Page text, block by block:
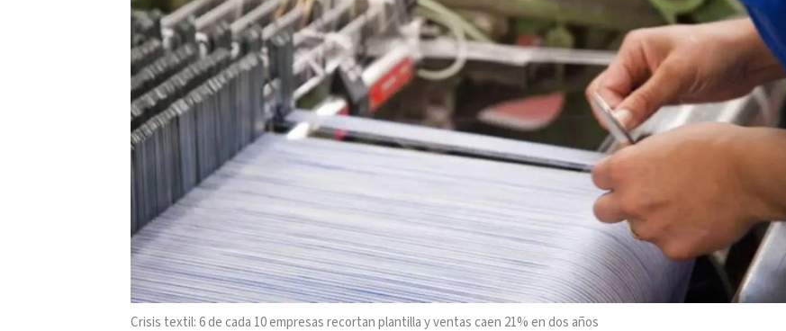
Crisis textil: 6 de cada 10 empresas recortan plantilla y ventas caen 21% en dos años